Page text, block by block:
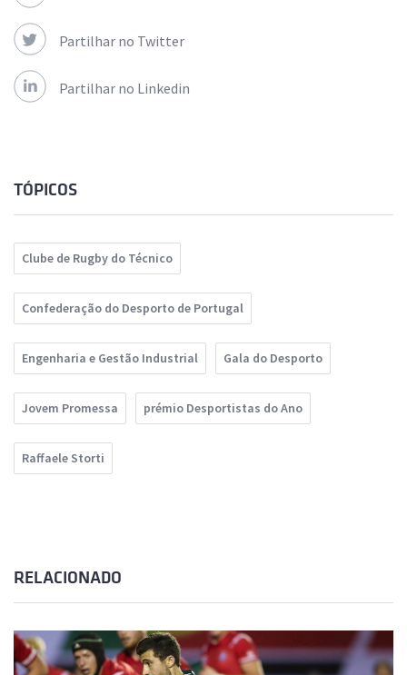
Partilhar no Twitter
Partilhar no Linkedin
TÓPICOS
Clube de Rugby do Técnico
Confederação do Desporto de Portugal
Engenharia e Gestão Industrial Gala do Desporto
Jovem Promessa prémio Desportistas do Ano
Raffaele Storti
RELACIONADO